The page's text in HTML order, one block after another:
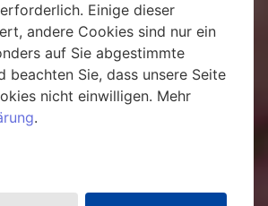
Einige dieser
andere Cookies sind nur ein
auf Sie abgestimmte
Sie, dass unsere Seite
nicht einwilligen. Mehr
.
Hirschstetten